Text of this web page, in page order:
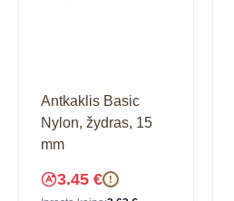
Antkaklis Basic
Nylon, žydras, 15
mm
3.45 € !